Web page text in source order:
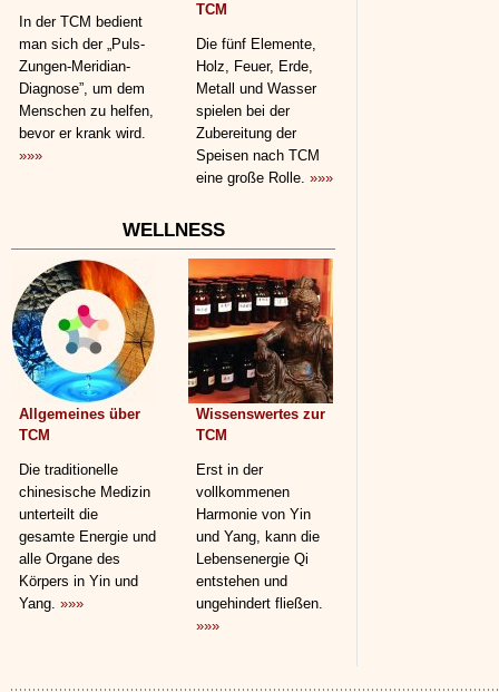
In der TCM bedient
man sich der „Puls-
Zungen-Meridian-
Diagnose”, um dem
Menschen zu helfen,
bevor er krank wird.
»»»
TCM
Die fünf Elemente,
Holz, Feuer, Erde,
Metall und Wasser
spielen bei der
Zubereitung der
Speisen nach TCM
eine große Rolle. »»»
WELLNESS
Allgemeines über
TCM
Die traditionelle
chinesische Medizin
unterteilt die
gesamte Energie und
alle Organe des
Körpers in Yin und
Yang. »»»
Wissenswertes zur
TCM
Erst in der
vollkommenen
Harmonie von Yin
und Yang, kann die
Lebensenergie Qi
entstehen und
ungehindert fließen.
»»»